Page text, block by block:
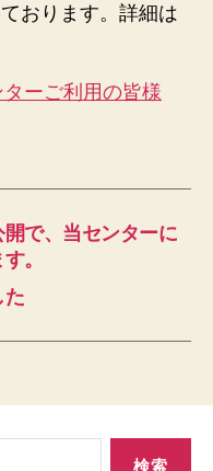
おります。詳細は
ターご利用の皆様
で、当センターに
。
た